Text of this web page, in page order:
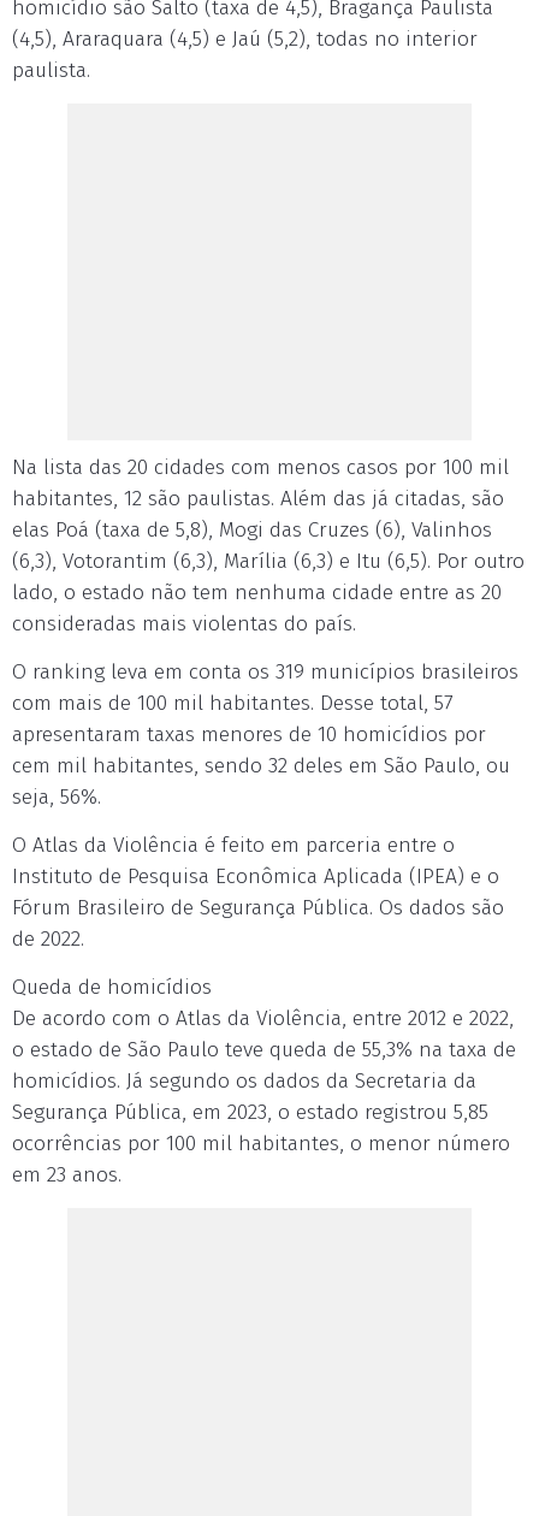
homicídio são Salto (taxa de 4,5), Bragança Paulista
(4,5), Araraquara (4,5) e Jaú (5,2), todas no interior
paulista.
Na lista das 20 cidades com menos casos por 100 mil
habitantes, 12 são paulistas. Além das já citadas, são
elas Poá (taxa de 5,8), Mogi das Cruzes (6), Valinhos
(6,3), Votorantim (6,3), Marília (6,3) e Itu (6,5). Por outro
lado, o estado não tem nenhuma cidade entre as 20
consideradas mais violentas do país.
O ranking leva em conta os 319 municípios brasileiros
com mais de 100 mil habitantes. Desse total, 57
apresentaram taxas menores de 10 homicídios por
cem mil habitantes, sendo 32 deles em São Paulo, ou
seja, 56%.
O Atlas da Violência é feito em parceria entre o
Instituto de Pesquisa Econômica Aplicada (IPEA) e o
Fórum Brasileiro de Segurança Pública. Os dados são
de 2022.
Queda de homicídios
De acordo com o Atlas da Violência, entre 2012 e 2022,
o estado de São Paulo teve queda de 55,3% na taxa de
homicídios. Já segundo os dados da Secretaria da
Segurança Pública, em 2023, o estado registrou 5,85
ocorrências por 100 mil habitantes, o menor número
em 23 anos.